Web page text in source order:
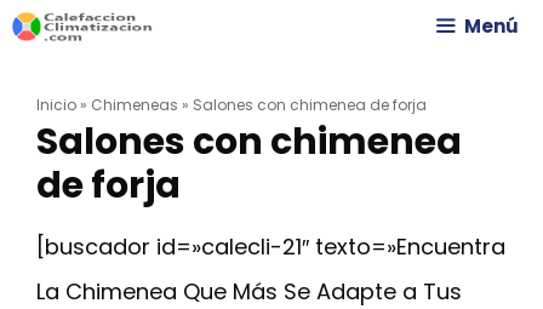
Saltar
contenido
Menú
Inicio » Chimeneas » Salones con chimenea de forja
Salones con chimenea
de forja
[buscador id=»calecli-21″ texto=»Encuentra
La Chimenea Que Más Se Adapte a Tus